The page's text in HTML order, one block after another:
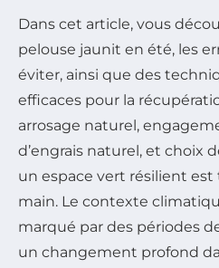
Dans cet article, vous
pelouse jaunit en été, les
éviter, ainsi que des
efficaces pour la
arrosage naturel,
d’engrais naturel, et choix
un espace vert résilient
main. Le contexte
marqué par des périodes
un changement profond